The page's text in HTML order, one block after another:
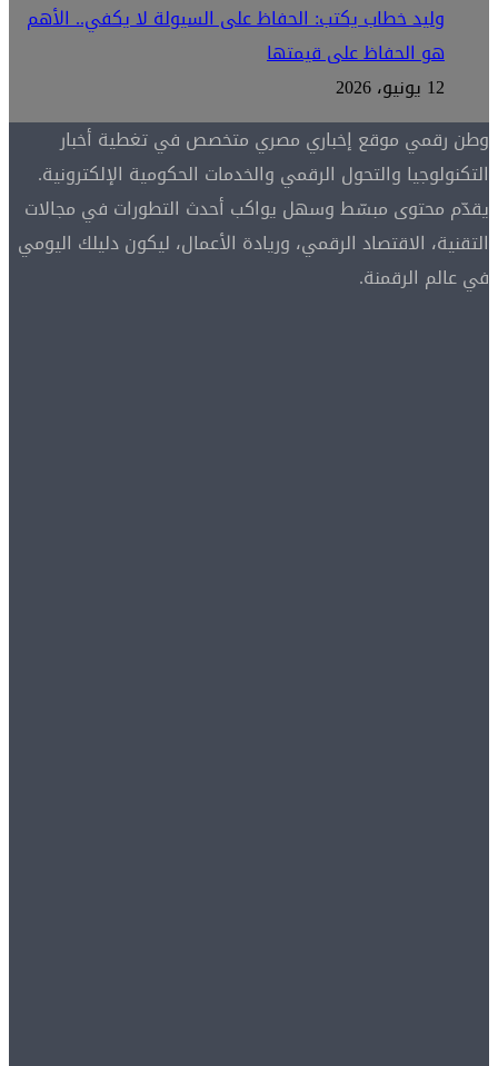
وليد خطاب يكتب: الحفاظ على السيولة لا يكفي.. الأهم
هو الحفاظ على قيمتها
12 يونيو، 2026
وطن رقمي موقع إخباري مصري متخصص في تغطية أخبار
التكنولوجيا والتحول الرقمي والخدمات الحكومية الإلكترونية.
يقدّم محتوى مبسّط وسهل يواكب أحدث التطورات في مجالات
التقنية، الاقتصاد الرقمي، وريادة الأعمال، ليكون دليلك اليومي
في عالم الرقمنة.